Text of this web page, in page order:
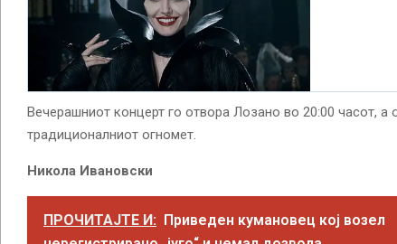
Вечерашниот концерт го отвора Лозано во 20:00 часот, а
традиционалниот огномет.
Никола Ивановски
ПРОЧИТАЈТЕ И: Приведен кумановец кој возел